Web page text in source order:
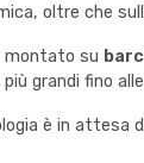
oltre che
montato su
grandi fino alle
è in attesa